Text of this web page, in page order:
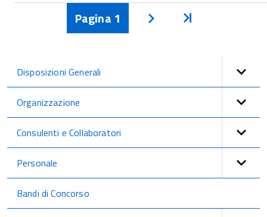
Pagina 1
Disposizioni Generali
Organizzazione
Consulenti e Collaboratori
Personale
Bandi di Concorso